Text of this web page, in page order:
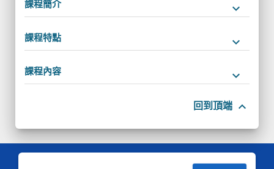
課程簡介 keyboard_arrow_down
課程特點 keyboard_arrow_down
課程內容 keyboard_arrow_down
回到頂端 keyboard_arrow_up